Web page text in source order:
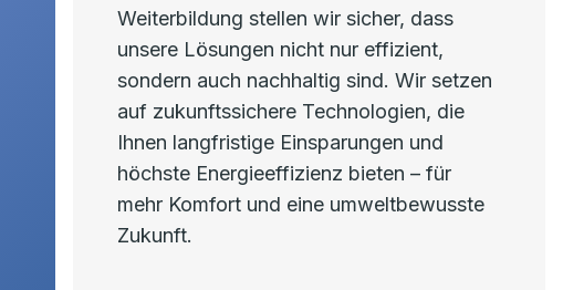
Weiterbildung stellen wir sicher, dass
unsere Lösungen nicht nur effizient,
sondern auch nachhaltig sind. Wir setzen
auf zukunftssichere Technologien, die
Ihnen langfristige Einsparungen und
höchste Energieeffizienz bieten – für
mehr Komfort und eine umweltbewusste
Zukunft.